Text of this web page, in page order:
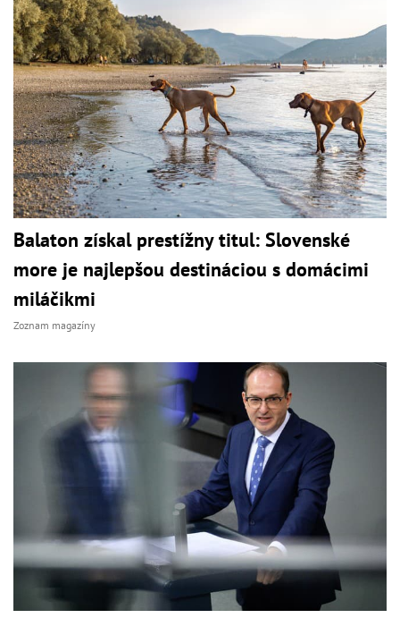
Balaton získal prestížny titul: Slovenské
more je najlepšou destináciou s domácimi
miláčikmi
Zoznam magazíny